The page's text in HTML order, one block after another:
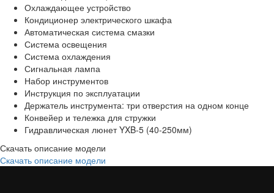
Охлаждающее устройство
Кондиционер электрического шкафа
Автоматическая система смазки
Система освещения
Система охлаждения
Сигнальная лампа
Набор инструментов
Инструкция по эксплуатации
Держатель инструмента: три отверстия на одном конце
Конвейер и тележка для стружки
Гидравлическая люнет YXB-5 (40-250мм)
Скачать описание модели
Скачать описание модели